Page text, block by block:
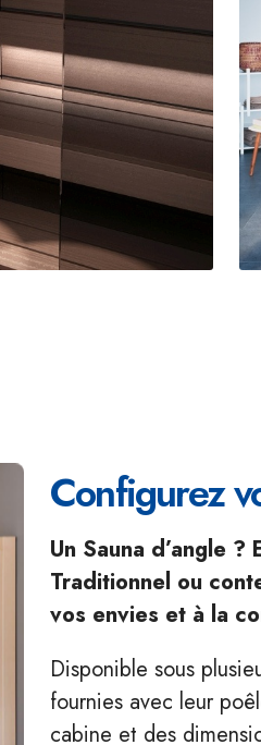
Configurez
Un Sauna d’angle
Traditionnel ou
vos envies et à la
Disponible sous
fournies avec leur
cabine et des